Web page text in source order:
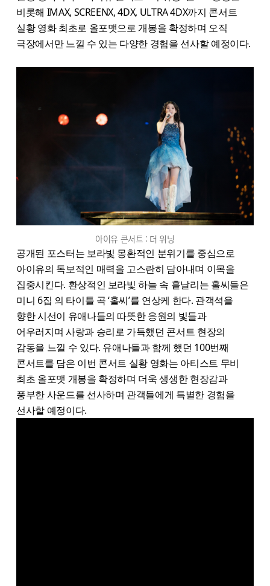
비롯해 IMAX, SCREENX, 4DX, ULTRA 4DX까지 콘서트
실황 영화 최초로 올포맷으로 개봉을 확정하며 오직
극장에서만 느낄 수 있는 다양한 경험을 선사할 예정이다.
아이유 콘서트 : 더 위닝
공개된 포스터는 보라빛 몽환적인 분위기를 중심으로
아이유의 독보적인 매력을 고스란히 담아내며 이목을
집중시킨다. 환상적인 보라빛 하늘 속 흩날리는 홀씨들은
미니 6집 의 타이틀 곡 ‘홀씨’를 연상케 한다. 관객석을
향한 시선이 유애나들의 따뜻한 응원의 빛들과
어우러지며 사랑과 승리로 가득했던 콘서트 현장의
감동을 느낄 수 있다. 유애나들과 함께 했던 100번째
콘서트를 담은 이번 콘서트 실황 영화는 아티스트 무비
최초 올포맷 개봉을 확정하며 더욱 생생한 현장감과
풍부한 사운드를 선사하며 관객들에게 특별한 경험을
선사할 예정이다.